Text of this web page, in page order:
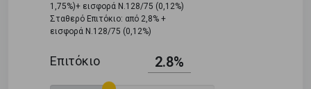
1,75%)+ εισφορά Ν.128/75 (0,12%)
Σταθερό Επιτόκιο: από 2,8% +
εισφορά Ν.128/75 (0,12%)
Επιτόκιο 2.8%